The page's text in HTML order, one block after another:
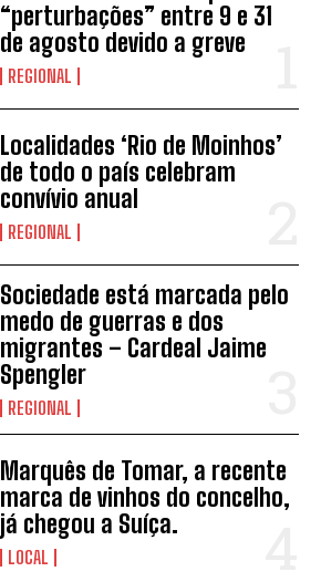
“perturbações” entre 9 e 31
de agosto devido a greve
REGIONAL
Localidades ‘Rio de Moinhos’
de todo o país celebram
convívio anual
REGIONAL
Sociedade está marcada pelo
medo de guerras e dos
migrantes – Cardeal Jaime
Spengler
REGIONAL
Marquês de Tomar, a recente
marca de vinhos do concelho,
já chegou a Suíça.
LOCAL